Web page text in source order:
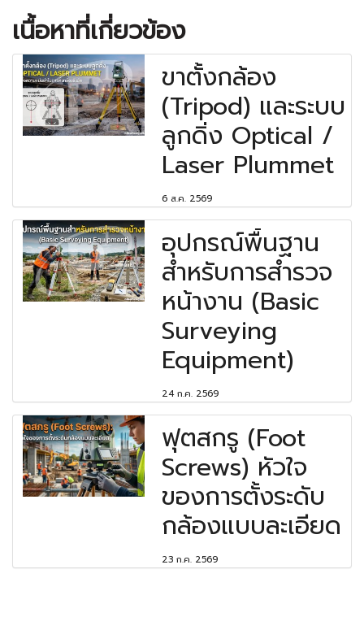
เนื้อหาที่เกี่ยวข้อง
ขาตั้งกล้อง
(Tripod) และระบบ
ลูกดิ่ง Optical /
Laser Plummet
6 ส.ค. 2569
อุปกรณ์พื้นฐาน
สำหรับการสำรวจ
หน้างาน (Basic
Surveying
Equipment)
24 ก.ค. 2569
ฟุตสกรู (Foot
Screws) หัวใจ
ของการตั้งระดับ
กล้องแบบละเอียด
23 ก.ค. 2569